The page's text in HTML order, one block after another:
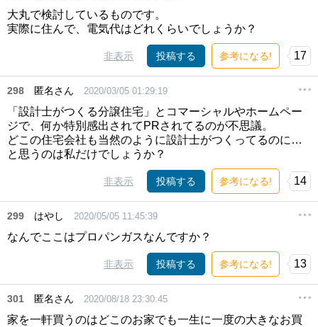
大丸で検討しているものです。
実際に住んで、電気代はどれくらいでしょうか？
非表示 投稿する 参考になる! 17
298 匿名さん 2020/03/05 01:29:19
「設計士がつくる分譲住宅」とコマーシャルやホームペー
ジで、何か特別感出されてPRされてるのが不思議。
どこの住宅会社も当然のように設計士がつくってるのに…
と思うのは私だけでしょうか？
非表示 投稿する 参考になる! 14
299 はやし 2020/05/05 11:45:39
なんでここはプロパンガスなんですか？
非表示 投稿する 参考になる! 13
301 匿名さん 2020/08/18 23:30:45
家を一軒買うのはどこのお家でも一生に一度の大きなお買